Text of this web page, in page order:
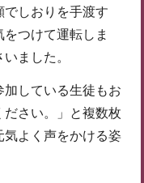
しおりを手渡す
つけて運転しま
ました。
している生徒もお
ださい。」と複数枚
気よく声をかける姿